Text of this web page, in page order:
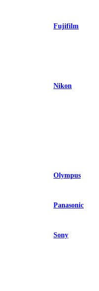
Fujifilm
Nikon
Olympus
Panasonic
Sony